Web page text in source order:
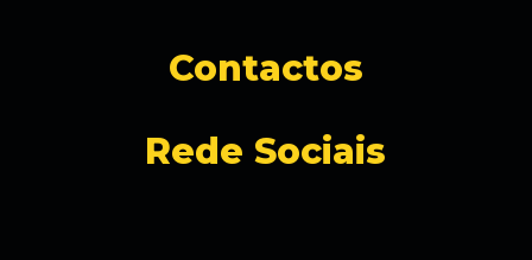
Contactos
Rede Sociais